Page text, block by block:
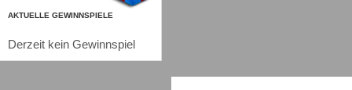
AKTUELLE GEWINNSPIELE
Derzeit kein Gewinnspiel